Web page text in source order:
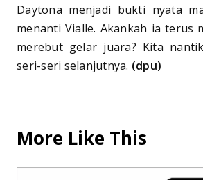
Daytona menjadi bukti nyata
menanti Vialle. Akankah ia terus
merebut gelar juara? Kita
seri-seri selanjutnya. (dpu)
More Like This